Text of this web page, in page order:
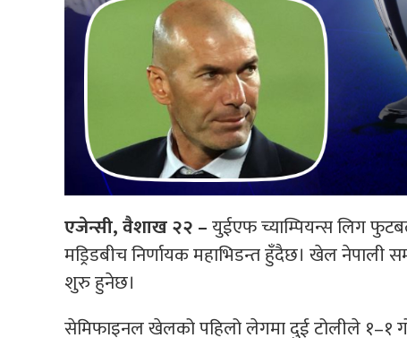
एजेन्सी, वैशाख २२ –युईएफ च्याम्पियन्स लिग
मड्रिडबीच निर्णायक महाभिडन्त हुँदैछ। खेल नेपाली
शुरु हुनेछ।
सेमिफाइनल खेलको पहिलो लेगमा दुई टोलीले १–१